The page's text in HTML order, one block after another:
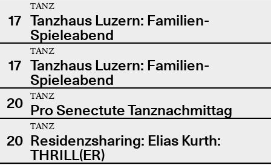
17
TANZ
Tanzhaus Luzern: Familien-
Spieleabend
17
TANZ
Tanzhaus Luzern: Familien-
Spieleabend
20
TANZ
Pro Senectute Tanznachmittag
20
TANZ
Residenzsharing: Elias Kurth:
THRILL(ER)